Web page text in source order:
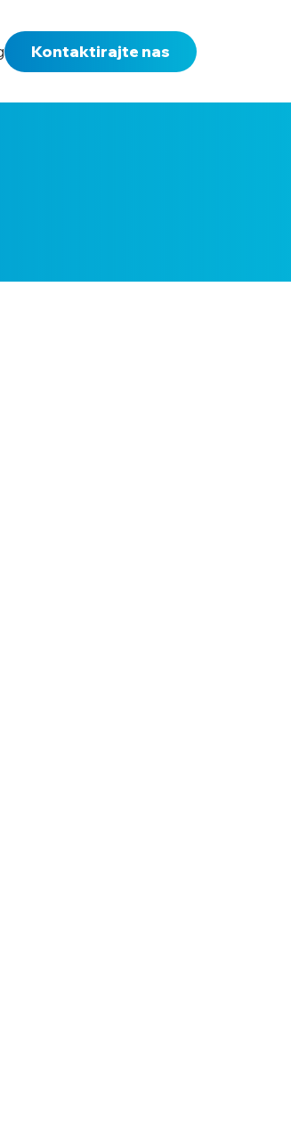
Kontaktirajte nas